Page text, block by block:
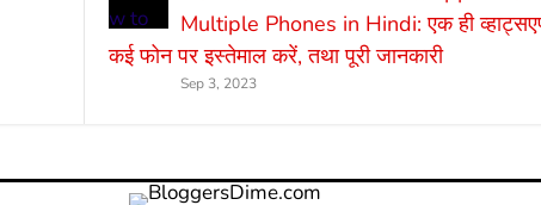
Multiple Phones in Hindi: एक ही
कई फोन पर इस्तेमाल करें, तथा पूरी जानकारी
Sep 3, 2023